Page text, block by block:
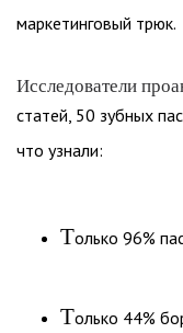
маркетинговый трюк.
Исследователи
статей, 50 зубных
что узнали:
Только 96%
Только 44%